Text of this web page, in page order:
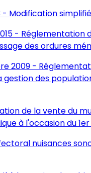
- Modification
- Réglementation
des ordures
2009 -
gestion des
de la vente du
à l'occasion du
nuisances